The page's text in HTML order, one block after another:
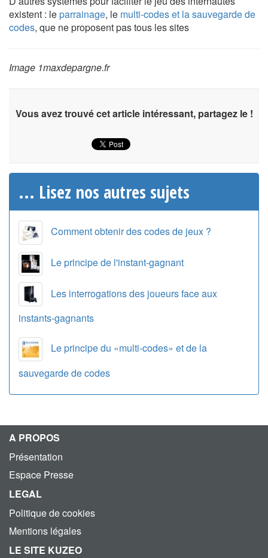
existent : leparrainage, le multi-codes et la sauvegarde de
codes, que ne proposent pas tous les sites
Image 1maxdepargne.fr
Vous avez trouvé cet article intéressant, partagez le !
... Lisez nos autres sujets
Comment obtenir des codes de jeux ?
Le principe de l'instant-gagnant
Les interrogations des joueurs face aux
instants-gagnants
Le principe du «multi-codes» et de la
sauvegarde de codes
A PROPOS
Présentation
Espace Presse
LEGAL
Politique de cookies
Mentions légales
LE SITE KUZEO